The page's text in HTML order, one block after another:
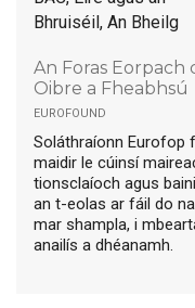
Bhruiséil, An Bheilg
An Foras
Oibre a Fheabhsú
eurofound
Soláthraíonn Eurofop
maidir le cúinsí
tionsclaíoch agus
an t-eolas ar fáil do
mar shampla, i
anailís a dhéanamh.